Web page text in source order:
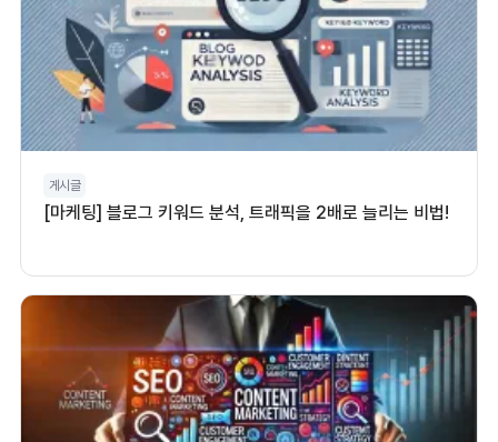
게시글
[마케팅] 블로그 키워드 분석, 트래픽을 2배로 늘리는 비법!